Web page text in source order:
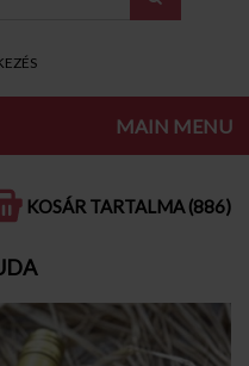
MAIN MENU
KOSÁR TARTALMA (886)
FÉLÉDES FEHÉR BOROK